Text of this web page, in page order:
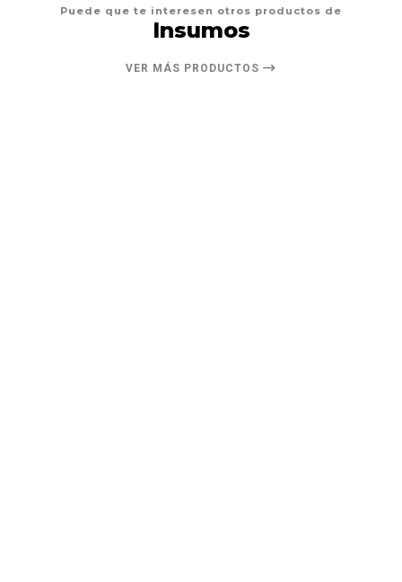
Puede que te interesen otros productos de
Insumos
VER MÁS PRODUCTOS